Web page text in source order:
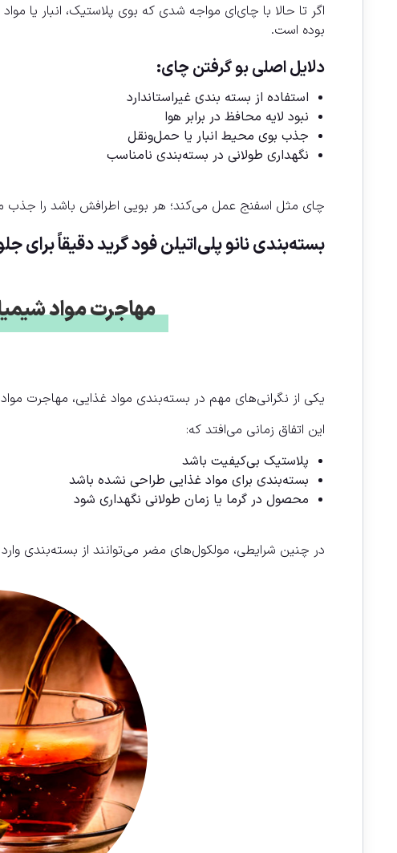
اگر تا حالا با چای‌ای مواجه شدی که بوی پلاستیک، انبار یا
بوده است.
دلایل اصلی بو گرفتن چای:
استفاده از بسته بندی غیراستاندارد
نبود لایه محافظ در برابر هوا
جذب بوی محیط انبار یا حمل‌ونقل
نگهداری طولانی در بسته‌بندی نامناسب
چای مثل اسفنج عمل می‌کند؛ هر بویی اطرافش باشد را جذب
بسته‌بندی نانو پلی‌اتیلن فود گرید دقیقاً
مهاجرت مواد
یکی از نگرانی‌های مهم در بسته‌بندی مواد غذایی، مهاجرت
این اتفاق زمانی می‌افتد که:
پلاستیک بی‌کیفیت باشد
بسته‌بندی برای مواد غذایی طراحی نشده باشد
محصول در گرما یا زمان طولانی نگهداری شود
در چنین شرایطی، مولکول‌های مضر می‌توانند از بسته‌بندی